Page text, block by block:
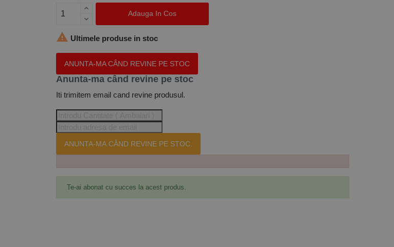
Adauga In Cos
 Ultimele produse in stoc
ANUNTA-MA CÂND REVINE PE STOC
Anunta-ma când revine pe stoc
Iti trimitem email cand revine produsul.
ANUNTA-MA CÂND REVINE PE STOC.
Te-ai abonat cu succes la acest produs.